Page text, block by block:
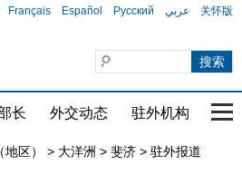
Français Español Русский عربي 关怀版
长 外交动态 驻外机构 国
区） > 大洋洲 > 斐济 > 驻外报道